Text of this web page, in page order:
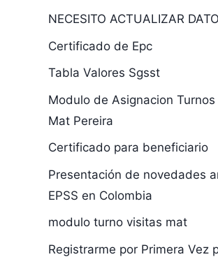
NECESITO ACTUALIZAR
Certificado de Epc
Tabla Valores Sgsst
Modulo de Asignacion
Mat Pereira
Certificado para beneficiario
Presentación de novedades
EPSS en Colombia
modulo turno visitas mat
Registrarme por Primera Vez